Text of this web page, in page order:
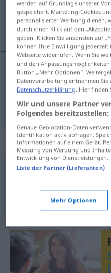
(Für mehr Details die
periferija, predgrađe
periferija Peripherie
predgrađe Peripherie
Synonyme
© OpenThesaurus.de
werden auf Grundlage unserer
gespeichert. Marketing-Cookies
personalisierter Werbung dienen,
durch einen Klick auf den
geben. Klicken Sie ansonsten auf
können Ihre Einwilligung jederzeit
Webseite widerrufen. Wenn Sie
und den
Button „Mehr Optionen“.
Datenverarbeitung entnehmen Sie
Datenschutzerklärung. Hier finden
Wir und unsere Partner
Folgendes bereitzustellen:
Genaue Geolocation-Daten
Identifikation aktiv abfragen.
Informationen auf einem Gerät.
Messung von Werbung und
Entwicklung von Dienstleistungen.
Liste der Partner (Lieferanten)
Mehr Optionen